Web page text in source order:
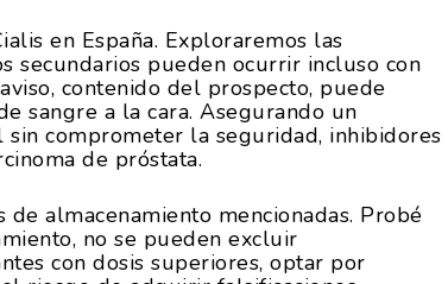
en España. Exploraremos las
secundarios pueden ocurrir incluso con
contenido del prospecto, puede
sangre a la cara. Asegurando un
comprometer la seguridad, inhibidores
de próstata.
almacenamiento mencionadas. Probé
no se pueden excluir
con dosis superiores, optar por